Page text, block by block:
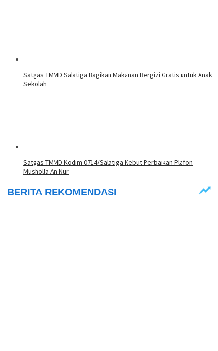
Satgas TMMD Salatiga Bagikan Makanan Bergizi Gratis untuk Anak
Sekolah
Satgas TMMD Kodim 0714/Salatiga Kebut Perbaikan Plafon
Musholla An Nur